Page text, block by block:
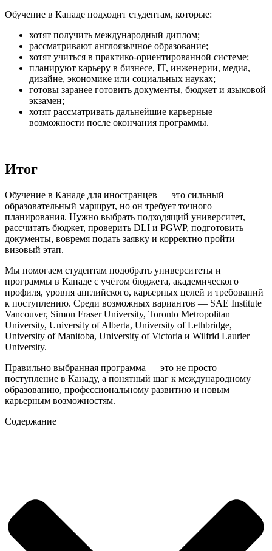
Обучение в Канаде подходит студентам, которые:
хотят получить международный диплом;
рассматривают англоязычное образование;
хотят учиться в практико-ориентированной системе;
планируют карьеру в бизнесе, IT, инженерии, медиа,
дизайне, экономике или социальных науках;
готовы заранее готовить документы, бюджет и языковой
экзамен;
хотят рассматривать дальнейшие карьерные
возможности после окончания программы.
Итог
Обучение в Канаде для иностранцев — это сильный
образовательный маршрут, но он требует точного
планирования. Нужно выбрать подходящий университет,
рассчитать бюджет, проверить DLI и PGWP, подготовить
документы, вовремя подать заявку и корректно пройти
визовый этап.
Мы помогаем студентам подобрать университеты и
программы в Канаде с учётом бюджета, академического
профиля, уровня английского, карьерных целей и требований
к поступлению. Среди возможных вариантов — SAE Institute
Vancouver, Simon Fraser University, Toronto Metropolitan
University, University of Alberta, University of Lethbridge,
University of Manitoba, University of Victoria и Wilfrid Laurier
University.
Правильно выбранная программа — это не просто
поступление в Канаду, а понятный шаг к международному
образованию, профессиональному развитию и новым
карьерным возможностям.
Содержание